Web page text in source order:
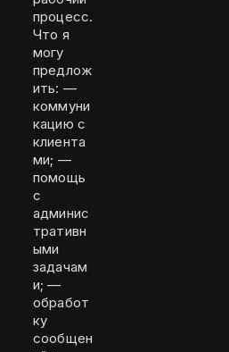
процесс.
Что я
могу
предлож
ить: —
коммуни
кацию с
клиента
ми; —
помощь
с
админис
тративн
ыми
задачам
и; —
обработ
ку
сообщен